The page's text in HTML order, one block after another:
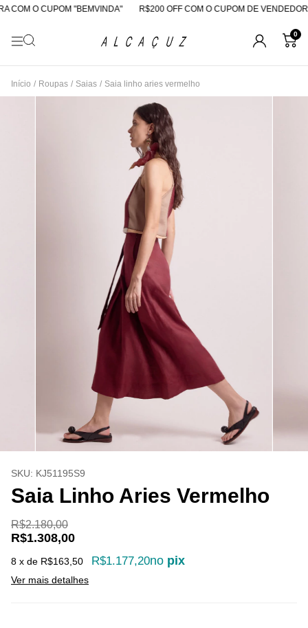
O CUPOM "BEMVINDA" R$200 OFF COM O CUPOM DE VENDEDORA
0
Início / Roupas / Saias / Saia linho aries vermelho
SKU: KJ51195S9
Saia Linho Aries Vermelho
R$2.180,00
R$1.308,00
8 x de R$163,50 R$1.177,20no pix
Ver mais detalhes